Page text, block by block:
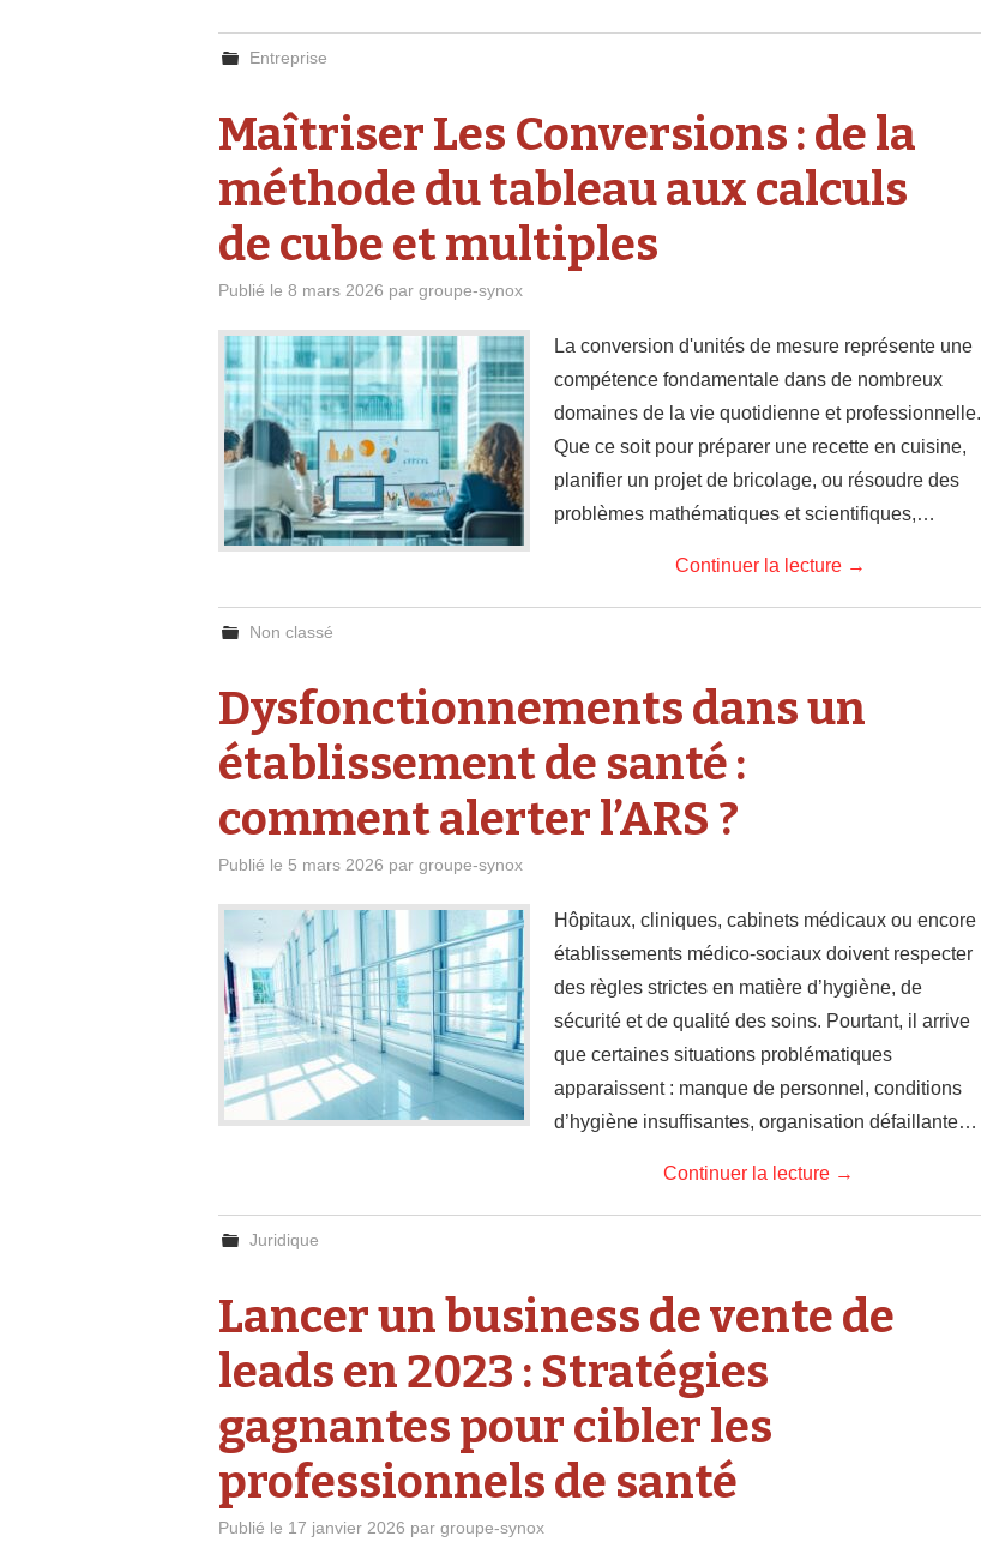
Entreprise
Maîtriser Les Conversions : de la
méthode du tableau aux calculs
de cube et multiples
Publié le 8 mars 2026 par groupe-synox
La conversion d'unités de mesure représente une
compétence fondamentale dans de nombreux
domaines de la vie quotidienne et professionnelle.
Que ce soit pour préparer une recette en cuisine,
planifier un projet de bricolage, ou résoudre des
problèmes mathématiques et scientifiques,…
Continuer la lecture →
Non classé
Dysfonctionnements dans un
établissement de santé :
comment alerter l’ARS ?
Publié le 5 mars 2026 par groupe-synox
Hôpitaux, cliniques, cabinets médicaux ou encore
établissements médico-sociaux doivent respecter
des règles strictes en matière d’hygiène, de
sécurité et de qualité des soins. Pourtant, il arrive
que certaines situations problématiques
apparaissent : manque de personnel, conditions
d’hygiène insuffisantes, organisation défaillante…
Continuer la lecture →
Juridique
Lancer un business de vente de
leads en 2023 : Stratégies
gagnantes pour cibler les
professionnels de santé
Publié le 17 janvier 2026 par groupe-synox